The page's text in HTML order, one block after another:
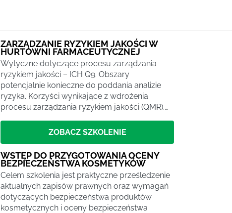
ZARZĄDZANIE RYZYKIEM JAKOŚCI W
HURTOWNI FARMACEUTYCZNEJ
Wytyczne dotyczące procesu zarządzania
ryzykiem jakości – ICH Q9. Obszary
potencjalnie konieczne do poddania analizie
ryzyka. Korzyści wynikające z wdrożenia
procesu zarządzania ryzykiem jakości (QMR).…
ZOBACZ SZKOLENIE
WSTĘP DO PRZYGOTOWANIA OCENY
BEZPIECZEŃSTWA KOSMETYKÓW
Celem szkolenia jest praktyczne prześledzenie
aktualnych zapisów prawnych oraz wymagań
dotyczących bezpieczeństwa produktów
kosmetycznych i oceny bezpieczeństwa